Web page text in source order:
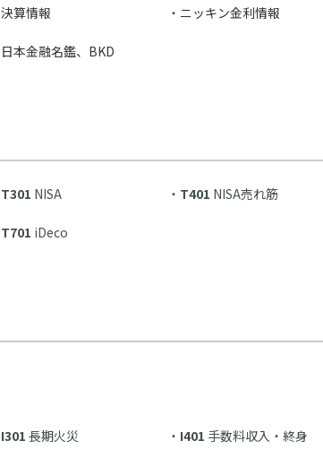
決算情報 ニッキン金利情報
日本金融名鑑、BKD
T301 NISA T401 NISA売れ筋
T701 iDeco
I301 長期火災 I401 手数料収入・終身